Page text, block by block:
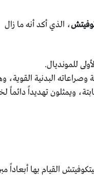
، الذي أكد أنه ما زال
للمونديال.
وصراعاته البدنية القوية،
ويمثلون تهديداً دائماً
القيام بها أبعاداً